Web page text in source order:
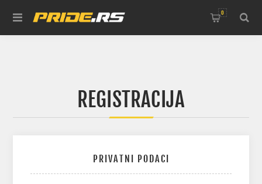
0
REGISTRACIJA
PRIVATNI PODACI